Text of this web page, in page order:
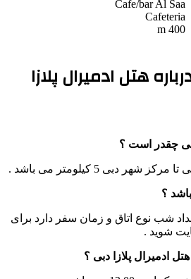
Cafe/barAl Saa
Cafeteria
400 m
هتل ادمیرال پلازا
چقدر است ؟
دبی 5 کیلومتر می باشد .
؟
شب نوع اتاق و زمان سفر دارد برای
شوید .
ادمیرال پلازا دبی ؟